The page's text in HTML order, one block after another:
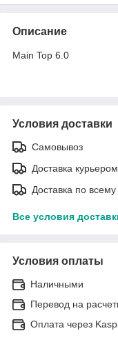
Описание
Main Top 6.0
Условия доставки
Самовывоз
Доставка
Доставка по всему
Все условия
Условия оплаты
Наличными
Перевод на
Оплата через